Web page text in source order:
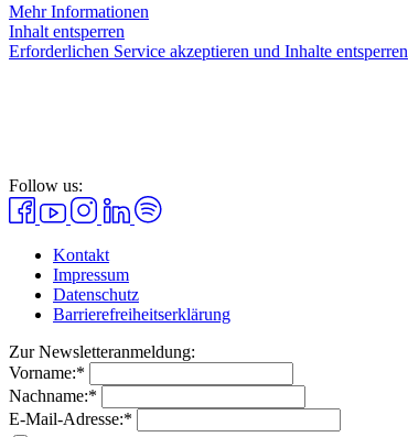
Mehr Informationen
Inhalt entsperren
Erforderlichen Service akzeptieren und Inhalte entsperren
Follow us:
Kontakt
Impressum
Datenschutz
Barrierefreiheitserklärung
Zur Newsletteranmeldung:
Vorname:*
Nachname:*
E-Mail-Adresse:*